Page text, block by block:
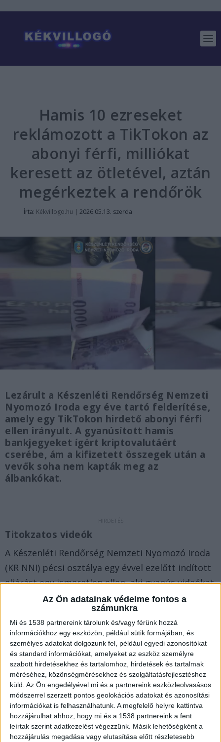
Az Ön adatainak védelme fontos a
számunkra
Mi és 1538 partnereink tárolunk és/vagy férünk hozzá
információkhoz egy eszközön, például sütik formájában, és
személyes adatokat dolgozunk fel, például egyedi azonosítókat
és standard információkat, amelyeket az eszköz személyre
szabott hirdetésekhez és tartalomhoz, hirdetések és tartalmak
méréséhez, közönségmérésekhez és szolgáltatásfejlesztéshez
küld. Az Ön engedélyével mi és a partnereink eszközleolvasásos
módszerrel szerzett pontos geolokációs adatokat és azonosítási
információkat is felhasználhatunk. A megfelelő helyre kattintva
hozzájárulhat ahhoz, hogy mi és a 1538 partnereink a fent
leírtak szerint adatkezelést végezzünk. Másik lehetőségként a
hozzájárulás megadása vagy elutasítása előtt részletesebb
Hamis 10 ezreseket
reklámozott a TikTokon az
abonyi férfi, milliókat
keresett az ötletével, aztán
megérkeztek a rendőrök
Írta: Kékvillogo.hu | 2026.05.13. szerda
Lezárult a Készenléti Rendőrség Nemzeti
Nyomozó Iroda egy éve tartó felderítése,
amely egy TikTokon hirdető abonyi férfi
ellen irányult. A gyanúsított hamis
bankjegyeket ígért kriptovalutáért
cserébe, ám a kifizetett összegek után a
vevők soha nem kapták meg az
álbankókat.
Titokzatos videók
A Készenléti Rendőrség Nemzeti Nyomozó Iroda
(KR NNI) pécsi osztálya egy évvel ezelőtt indított
eljárást egy ismeretlen ellen, aki gyanús videókat
tett közzé a TikTok felületén. A felvételeken
hamis 10 ezer forintos bankjegyeket hirdettek
meg eladásra, miközben az elkövető gondosan
ügyelt az inkognitójára. Az arcát soha nem
mutatta, csupán gumikesztyűs keze látszódott a
reklámokban, amelyekben kriptovalutát kért a
hamisítványokért cserébe.A Kékvillogó
legfrissebb híreit ide kattintva éred el! A
Facebookon már 342 ezernél is többen követnek
minket.